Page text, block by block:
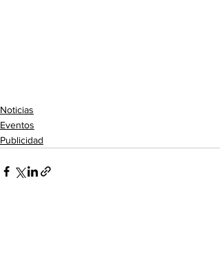
Noticias
Eventos
Publicidad